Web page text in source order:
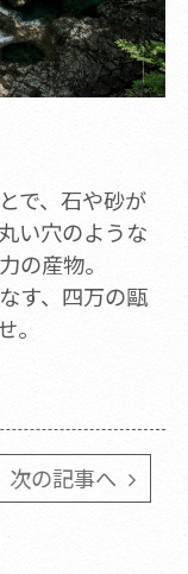
で、石や砂が
い穴のような
の産物。
す、四万の甌
。
次の記事へ